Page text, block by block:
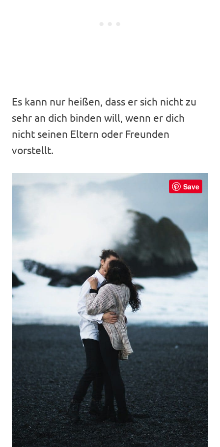
Es kann nur heißen, dass er sich nicht zu
sehr an dich binden will, wenn er dich
nicht seinen Eltern oder Freunden
vorstellt.
Save